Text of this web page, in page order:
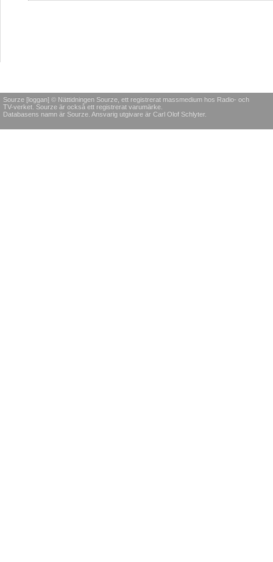
Sourze [loggan] © Nättidningen Sourze, ett registrerat massmedium hos Radio- och
TV-verket. Sourze är också ett registrerat varumärke.
Databasens namn är Sourze. Ansvarig utgivare är Carl Olof Schlyter.